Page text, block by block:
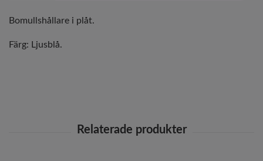
Bomullshållare i plåt.
Färg: Ljusblå.